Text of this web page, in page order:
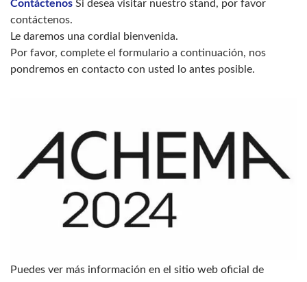
Contáctenos Si desea visitar nuestro stand, por favor
contáctenos.
Le daremos una cordial bienvenida.
Por favor, complete el formulario a continuación, nos
pondremos en contacto con usted lo antes posible.
Puedes ver más información en el sitio web oficial de